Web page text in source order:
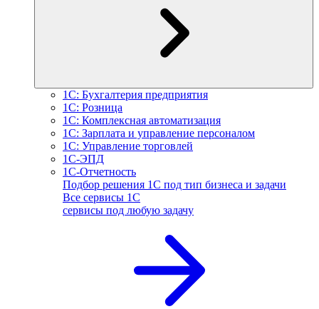
1С: Бухгалтерия предприятия
1С: Розница
1С: Комплексная автоматизация
1С: Зарплата и управление персоналом
1С: Управление торговлей
1С-ЭПД
1С-Отчетность
Подбор решения 1С под тип бизнеса и задачи
Все сервисы 1С
сервисы под любую задачу